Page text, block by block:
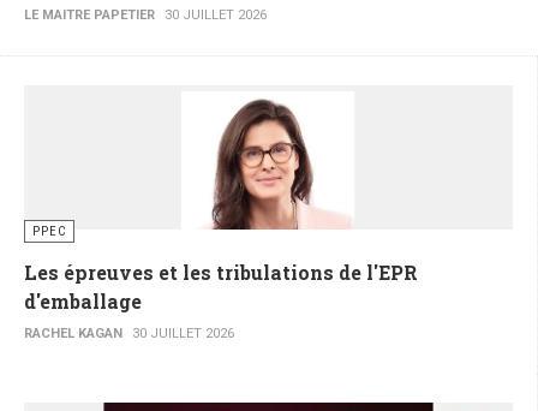
LE MAITRE PAPETIER 30 JUILLET 2026
PPEC
Les épreuves et les tribulations de l'EPR
d'emballage
RACHEL KAGAN 30 JUILLET 2026